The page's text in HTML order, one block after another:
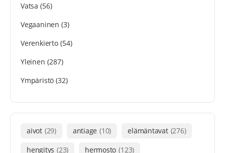
Vatsa (56)
Vegaaninen (3)
Verenkierto(54)
Yleinen (287)
Ympäristö (32)
aivot (29) antiage (10) elämäntavat (276)
hengitys (23) hermosto (123)